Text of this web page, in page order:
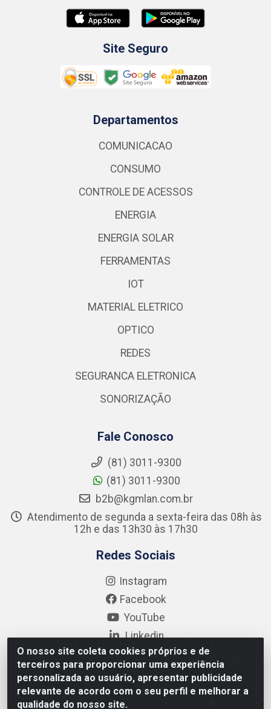
O nosso site coleta cookies próprios e de
terceiros para proporcionar uma experiência
personalizada ao usuário, apresentar publicidade
relevante de acordo com o seu perfil e melhorar a
qualidade do nosso site.
Site Seguro
Departamentos
COMUNICACAO
CONSUMO
CONTROLE DE ACESSOS
ENERGIA
ENERGIA SOLAR
FERRAMENTAS
IOT
MATERIAL ELETRICO
OPTICO
REDES
SEGURANCA ELETRONICA
SONORIZAÇÃO
Fale Conosco
(81) 3011-9300
(81) 3011-9300
b2b@kgmlan.com.br
Atendimento de segunda a sexta-feira das 08h às
12h e das 13h30 às 17h30
Redes Sociais
Instagram
Facebook
YouTube
Linkedin
Formas de Pagamento